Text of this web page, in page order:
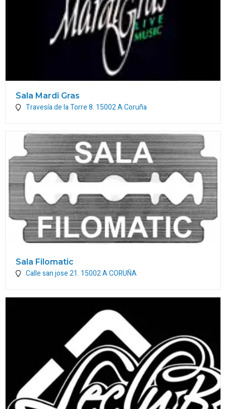
Sala Mardi Gras
Travesía de la Torre 8. 15002A Coruña
Sala Filomatic
Calle san jose 21. 15002A CORUÑA